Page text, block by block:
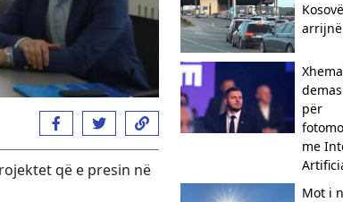
që e presin në
për
me
Mot i